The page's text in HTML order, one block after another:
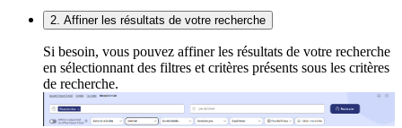
2. Affiner les résultats de votre recherche
Si besoin, vous pouvez affiner les résultats de votre recherche
en sélectionnant des filtres et critères présents sous les critères
de recherche.